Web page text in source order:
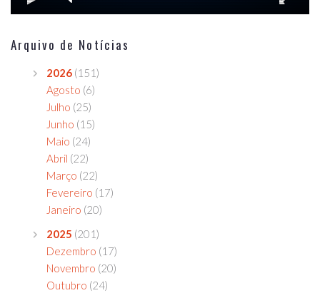
Arquivo de Notícias
2026 (151)
Agosto (6)
Julho (25)
Junho (15)
Maio (24)
Abril (22)
Março (22)
Fevereiro (17)
Janeiro (20)
2025 (201)
Dezembro (17)
Novembro (20)
Outubro (24)